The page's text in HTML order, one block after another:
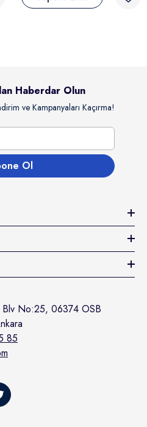
Haberdar Olun
ve Kampanyaları Kaçırma!
Ol
Blv No:25, 06374 OSB
85